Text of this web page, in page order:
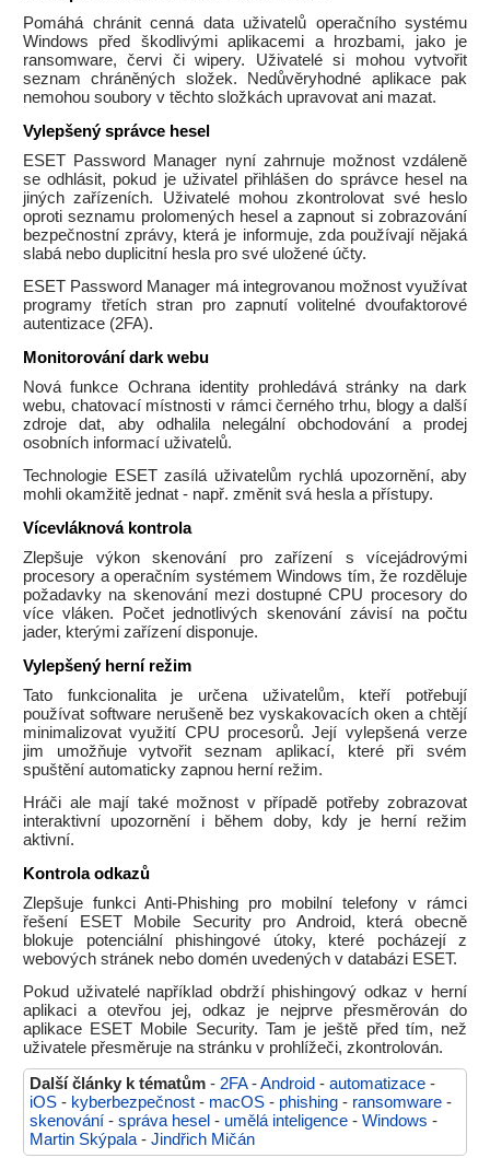
Pomáhá chránit cenná data uživatelů operačního systému
Windows před škodlivými aplikacemi a hrozbami, jako je
ransomware, červi či wipery. Uživatelé si mohou vytvořit
seznam chráněných složek. Nedůvěryhodné aplikace pak
nemohou soubory v těchto složkách upravovat ani mazat.
Vylepšený správce hesel
ESET Password Manager nyní zahrnuje možnost vzdáleně
se odhlásit, pokud je uživatel přihlášen do správce hesel na
jiných zařízeních. Uživatelé mohou zkontrolovat své heslo
oproti seznamu prolomených hesel a zapnout si zobrazování
bezpečnostní zprávy, která je informuje, zda používají nějaká
slabá nebo duplicitní hesla pro své uložené účty.
ESET Password Manager má integrovanou možnost využívat
programy třetích stran pro zapnutí volitelné dvoufaktorové
autentizace (2FA).
Monitorování dark webu
Nová funkce Ochrana identity prohledává stránky na dark
webu, chatovací místnosti v rámci černého trhu, blogy a další
zdroje dat, aby odhalila nelegální obchodování a prodej
osobních informací uživatelů.
Technologie ESET zasílá uživatelům rychlá upozornění, aby
mohli okamžitě jednat - např. změnit svá hesla a přístupy.
Vícevláknová kontrola
Zlepšuje výkon skenování pro zařízení s vícejádrovými
procesory a operačním systémem Windows tím, že rozděluje
požadavky na skenování mezi dostupné CPU procesory do
více vláken. Počet jednotlivých skenování závisí na počtu
jader, kterými zařízení disponuje.
Vylepšený herní režim
Tato funkcionalita je určena uživatelům, kteří potřebují
používat software nerušeně bez vyskakovacích oken a chtějí
minimalizovat využití CPU procesorů. Její vylepšená verze
jim umožňuje vytvořit seznam aplikací, které při svém
spuštění automaticky zapnou herní režim.
Hráči ale mají také možnost v případě potřeby zobrazovat
interaktivní upozornění i během doby, kdy je herní režim
aktivní.
Kontrola odkazů
Zlepšuje funkci Anti-Phishing pro mobilní telefony v rámci
řešení ESET Mobile Security pro Android, která obecně
blokuje potenciální phishingové útoky, které pocházejí z
webových stránek nebo domén uvedených v databázi ESET.
Pokud uživatelé například obdrží phishingový odkaz v herní
aplikaci a otevřou jej, odkaz je nejprve přesměrován do
aplikace ESET Mobile Security. Tam je ještě před tím, než
uživatele přesměruje na stránku v prohlížeči, zkontrolován.
Další články k tématům - 2FA-Android - automatizace -
iOS - kyberbezpečnost - macOS - phishing - ransomware -
skenování - správa hesel - umělá inteligence - Windows -
Martin Skýpala - Jindřich Mičán